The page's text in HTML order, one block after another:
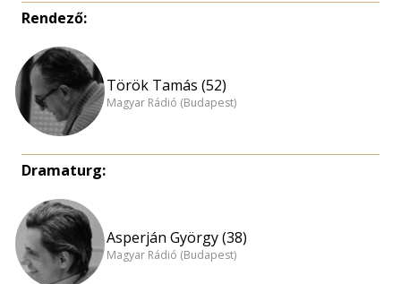
Rendező:
Török Tamás (52)
Magyar Rádió (Budapest)
Dramaturg:
Asperján György (38)
Magyar Rádió (Budapest)